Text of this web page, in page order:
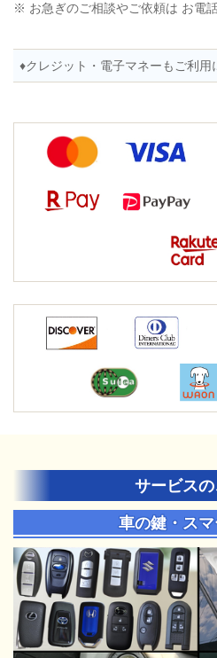
※ お急ぎのご相談やご依頼は お電
♦クレジット・電子マネーもご利用
サービス
車の鍵・ス